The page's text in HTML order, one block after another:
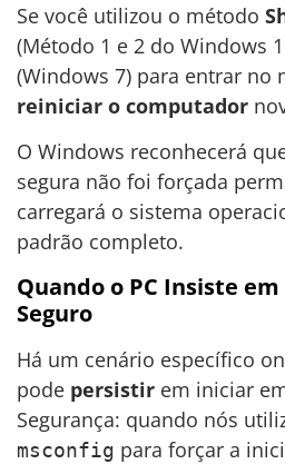
Se você utilizou o método
(Método 1 e 2 do Windows
(Windows 7) para entrar no
reiniciar o computador
O Windows reconhecerá
segura não foi forçada
carregará o sistema
padrão completo.
Quando o PC Insiste
Seguro
Há um cenário específico
pode persistir em iniciar
Segurança: quando nós
msconfig para forçar a